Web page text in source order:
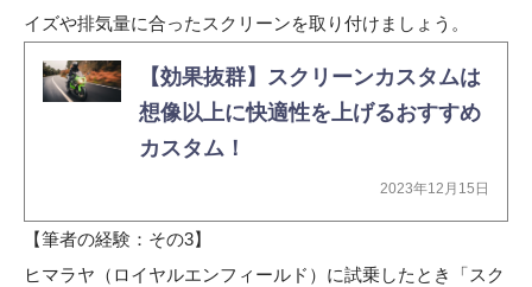
イズや排気量に合ったスクリーンを取り付けましょう。
【効果抜群】スクリーンカスタムは
想像以上に快適性を上げるおすすめ
カスタム！
2023年12月15日
【筆者の経験：その3】
ヒマラヤ（ロイヤルエンフィールド）に試乗したとき「スク